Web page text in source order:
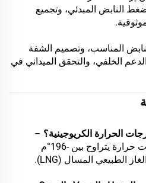
النابض المبدئي، وتجميع
المناسب، وتصميم الشفة
الخلفي، والتحقق الميداني في
الحرارة الكريوجينية؟ –
نعم، وهو فعّال في مدى درجات حرارة يتراوح بين -196°م